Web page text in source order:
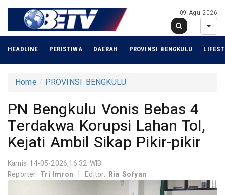
09 Agu 2026
HEADLINE PERISTIWA DAERAH PROVINSI BENGKULU
Home PROVINSI BENGKULU
PN Bengkulu Vonis Bebas 4
Terdakwa Korupsi Lahan Tol,
Kejati Ambil Sikap Pikir-pikir
Kamis 14-05-2026,16:32 WIB
Reporter: Tri Imron | Editor: Ria Sofyan